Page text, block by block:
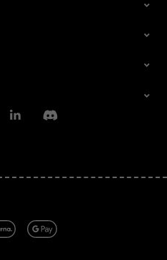
LinkedinDiscord